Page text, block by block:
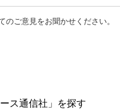
ご意見をお聞かせください。
ス通信社」を探す